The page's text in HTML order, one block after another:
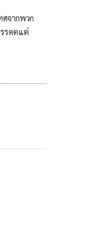
จากพวก
รคตแต่